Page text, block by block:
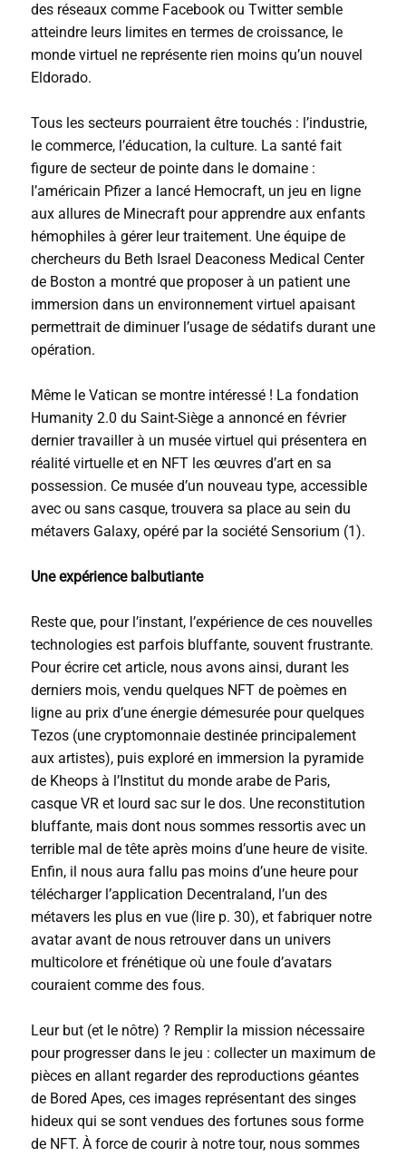
des réseaux comme Facebook ou Twitter semble
atteindre leurs limites en termes de croissance, le
monde virtuel ne représente rien moins qu’un nouvel
Eldorado.
Tous les secteurs pourraient être touchés : l’industrie,
le commerce, l’éducation, la culture. La santé fait
figure de secteur de pointe dans le domaine :
l’américain Pfizer a lancé Hemocraft, un jeu en ligne
aux allures de Minecraftpour apprendre aux enfants
hémophiles à gérer leur traitement. Une équipe de
chercheurs du Beth Israel Deaconess Medical Center
de Boston a montré que proposer à un patient une
immersion dans un environnement virtuel apaisant
permettrait de diminuer l’usage de sédatifs durant une
opération.
Même le Vatican se montre intéressé ! La fondation
Humanity 2.0 du Saint-Siège a annoncé en février
dernier travailler à un musée virtuel qui présentera en
réalité virtuelle et en NFT les œuvres d’art en sa
possession. Ce musée d’un nouveau type, accessible
avec ou sans casque, trouvera sa place au sein du
métavers Galaxy, opéré par la société Sensorium (1).
Une expérience balbutiante
Reste que, pour l’instant, l’expérience de ces nouvelles
technologies est parfois bluffante, souvent frustrante.
Pour écrire cet article, nous avons ainsi, durant les
derniers mois, vendu quelques NFT de poèmes en
ligne au prix d’une énergie démesurée pour quelques
Tezos (une cryptomonnaie destinée principalement
aux artistes), puis exploré en immersion la pyramide
de Kheops à l’Institut du monde arabe de Paris,
casque VR et lourd sac sur le dos. Une reconstitution
bluffante, mais dont nous sommes ressortis avec un
terrible mal de tête après moins d’une heure de visite.
Enfin, il nous aura fallu pas moins d’une heure pour
télécharger l’application Decentraland, l’un des
métavers les plus en vue(lire p. 30), et fabriquer notre
avatar avant de nous retrouver dans un univers
multicolore et frénétique où une foule d’avatars
couraient comme des fous.
Leur but (et le nôtre) ? Remplir la mission nécessaire
pour progresser dans le jeu : collecter un maximum de
pièces en allant regarder des reproductions géantes
de Bored Apes, ces images représentant des singes
hideux qui se sont vendues des fortunes sous forme
de NFT. À force de courir à notre tour, nous sommes